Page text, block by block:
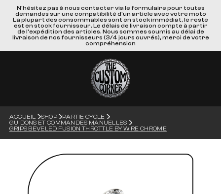
N'hésitez pas à nous contacter via le formulaire pour toutes
demandes sur une compatibilité d'un article avec votre moto
La plupart des consommables sont en stock immédiat, le reste
est en stock fournisseur. Le délais de livraison compte à partir
de l'expédition des articles. Nous sommes soumis au délai de
livraison de nos fournisseurs (3/4 jours ouvrés), merci de votre
compréhension
ACCUEIL SHOP
PARTIE CYCLE
GUIDONS ET COMMANDES MANUELLES
GRIPS BEVELED FUSION THROTTLE BY WIRE CHROME